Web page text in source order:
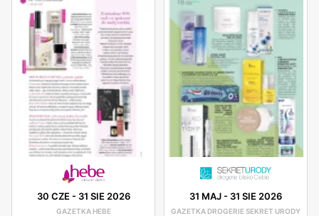
30 CZE - 31 SIE 2026
GAZETKA HEBE
31 MAJ- 31 SIE 2026
GAZETKA DROGERIE SEKRET URODY